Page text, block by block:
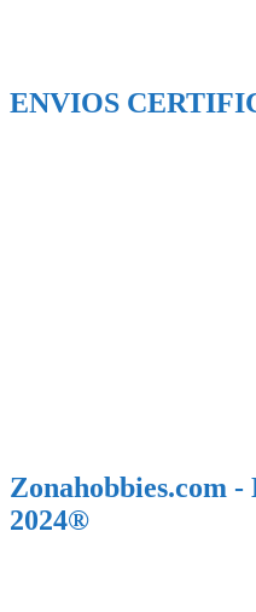
ENVIOS
Zonahobbies.com -
2024®